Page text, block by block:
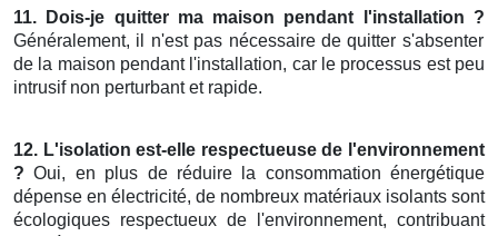
11. Dois-je quitter ma maison pendant l'installation ?
Généralement, il n'est pas nécessaire de quitter s'absenter
de la maison pendant l'installation, car le processus est peu
intrusif non perturbant et rapide.
12. L'isolation est-elle respectueuse de l'environnement
? Oui, en plus de réduire la consommation énergétique
dépense en électricité, de nombreux matériaux isolants sont
écologiques respectueux de l'environnement, contribuant